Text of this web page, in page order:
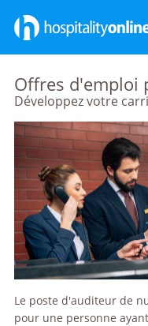
Offres d'emploi
Développez votre
Le poste d'auditeur de
pour une personne